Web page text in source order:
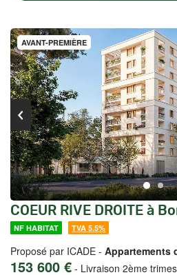
AVANT-PREMIÈRE
COEUR RIVE DROITE à
NF HABITAT TVA 5.5%
Proposé par ICADE - Appartements
153 600 € - Livraison 2ème